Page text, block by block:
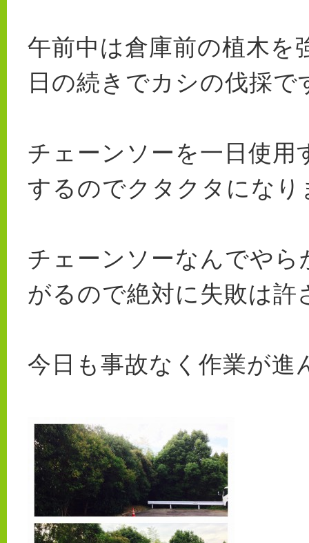
午前中は倉庫前の植木を
日の続きでカシの伐採で
チェーンソーを一日使用
するのでクタクタになり
チェーンソーなんでや
がるので絶対に失敗は許
今日も事故なく作業が進